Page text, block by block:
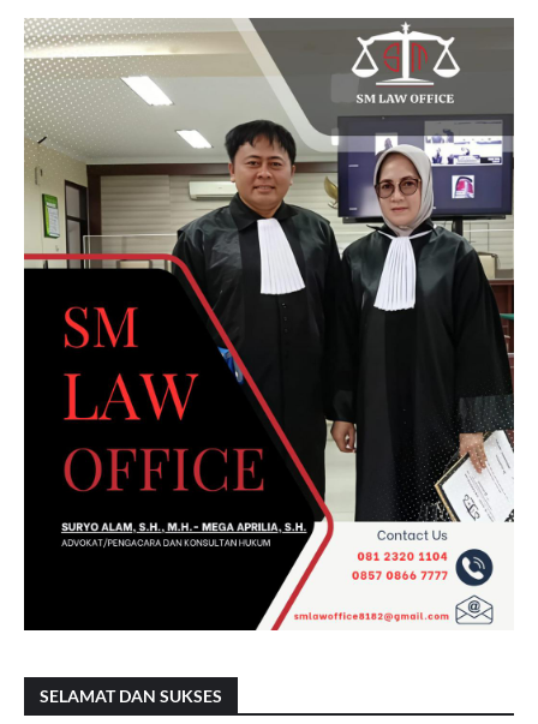
SELAMAT DAN SUKSES